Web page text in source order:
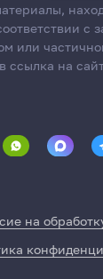
на
с
или
ссылка на